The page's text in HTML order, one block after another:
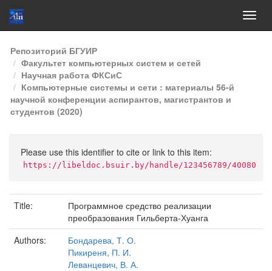
Skip
navigation
Репозиторий БГУИР
Факультет компьютерных систем и сетей
Научная работа ФКСиС
Компьютерные системы и сети : материалы 56-й
научной конференции аспирантов, магистрантов и
студентов (2020)
Please use this identifier to cite or link to this item:
https://libeldoc.bsuir.by/handle/123456789/40080
Title:
Программное средство реализации
преобразования Гильберта-Хуанга
Authors:
Бондарева, Т. О.
Пикиреня, П. И.
Леванцевич, В. А.